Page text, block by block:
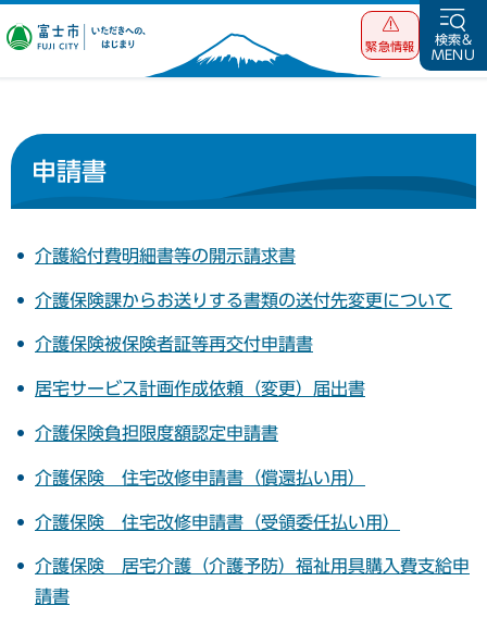
富士市 いただ
緊急情報
検索&
MENU
申請書
介護給付費明細書等の開示請求書
介護保険課からお送りする書類の送付先変更について
介護保険被保険者証等再交付申請書
居宅サービス計画作成依頼（変更）届出書
介護保険負担限度額認定申請書
介護保険 住宅改修申請書（償還払い用）
介護保険 住宅改修申請書（受領委任払い用）
介護保険 居宅介護（介護予防）福祉用具購入費支給申
請書